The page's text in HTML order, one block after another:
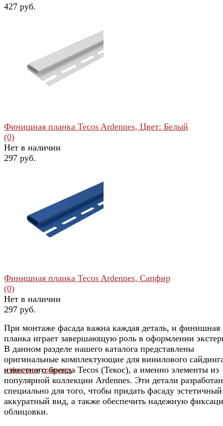
избранное сравнить
427 руб.
избранное сравнить
Финишная планка Tecos Ardennes, Цвет: Белый
(0)
Нет в наличии
297 руб.
избранное сравнить
Финишная планка Tecos Ardennes, Сапфир
(0)
Нет в наличии
297 руб.
При монтаже фасада важна каждая деталь, и финишная
планка играет завершающую роль в оформлении
В данном разделе нашего каталога представлены
оригинальные комплектующие для винилового
известного бренда Tecos (Текос), а именно элементы из
популярной коллекции Ardennes. Эти детали
специально для того, чтобы придать фасаду
аккуратный вид, а также обеспечить надежную
облицовки.